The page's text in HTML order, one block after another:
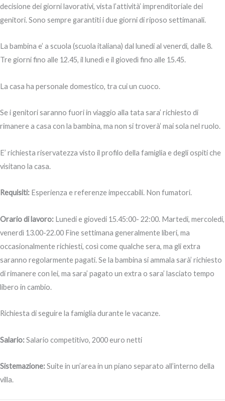
decisione dei giorni lavorativi, vista l’attività’ imprenditoriale dei
genitori. Sono sempre garantiti i due giorni di riposo settimanali.
La bambina e’ a scuola (scuola italiana) dal lunedi al venerdi, dalle 8.
Tre giorni fino alle 12.45, il lunedì e il giovedì fino alle 15.45.
La casa ha personale domestico, tra cui un cuoco.
Se i genitori saranno fuori in viaggio alla tata sara’ richiesto di
rimanere a casa con la bambina, ma non si troverà’ mai sola nel ruolo.
E’ richiesta riservatezza visto il profilo della famiglia e degli ospiti che
visitano la casa.
Requisiti: Esperienza e referenze impeccabili. Non fumatori.
Orario di lavoro: Lunedi e giovedi 15.45:00- 22:00. Martedi, mercoledi,
venerdì 13.00-22.00 Fine settimana generalmente liberi, ma
occasionalmente richiesti, così come qualche sera, ma gli extra
saranno regolarmente pagati. Se la bambina si ammala sarà’ richiesto
di rimanere con lei, ma sara’ pagato un extra o sara’ lasciato tempo
libero in cambio.
Richiesta di seguire la famiglia durante le vacanze.
Salario:Salario competitivo, 2000 euro netti
Sistemazione:Suite in un’area in un piano separato all’interno della
villa.